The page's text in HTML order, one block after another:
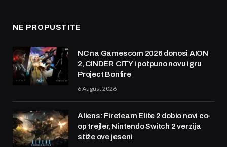
NE PROPUSTITE
NC na Gamescom 2026 donosi AION
2, CINDER CITY i potpuno novu igru
Project Bonfire
6 August 2026
Aliens: Fireteam Elite 2 dobio novi co-
op trejler, Nintendo Switch 2 verzija
stiže ove jeseni